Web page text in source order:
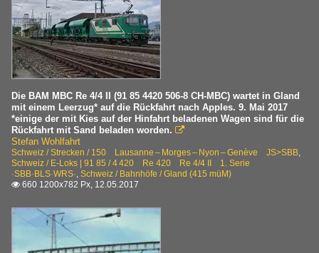
Die BAM MBC Re 4/4 II (91 85 4420 506-8 CH-MBC) wartet in Gland
mit einem Leerzug* auf die Rückfahrt nach Apples. 9. Mai 2017
*einige der mit Kies auf der Hinfahrt beladenen Wagen sind für die
Rückfahrt mit Sand beladen worden. 
Stefan Wohlfahrt
Schweiz / Strecken / 150 Lausanne – Morges – Nyon – Genève JS>SBB
Schweiz / E-Loks | 91 85 / 4 420 Re 420 Re 4/4 II 1. Serie
·SBB·BLS·WRS· Schweiz / Bahnhöfe / Gland (415 müM)
 660 1200x782 Px, 12.05.2017